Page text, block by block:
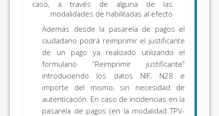
caso, a través de alguna de las
modalidades de habilitadas al efecto.
Además desde la pasarela de pagos el
ciudadano podrá reimprimir el justificante
de un pago ya realizado utilizando el
formulario “Reimprimir justificante”
introduciendo los datos NIF, N28 e
importe del mismo, sin necesidad de
autenticación. En caso de incidencias en la
pasarela de pagos (en la modalidad TPV-